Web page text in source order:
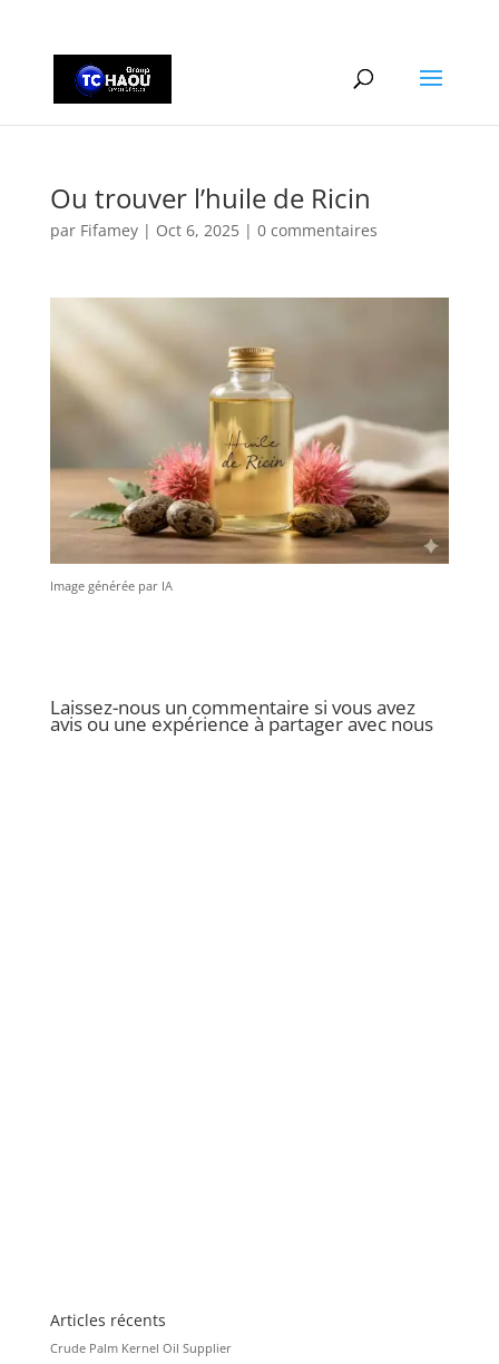
Ou trouver l’huile de Ricin
par Fifamey| Oct 6, 2025| 0 commentaires
Image générée par IA
Laissez-nous un commentaire si vous avez
avis ou une expérience à partager avec nous
Articles récents
Crude Palm Kernel Oil Supplier